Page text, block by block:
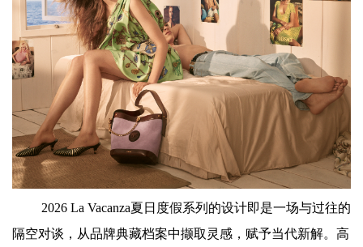
2026 La Vacanza夏日度假系列的设计即是一场与过往的
隔空对谈，从品牌典藏档案中撷取灵感，赋予当代新解。高